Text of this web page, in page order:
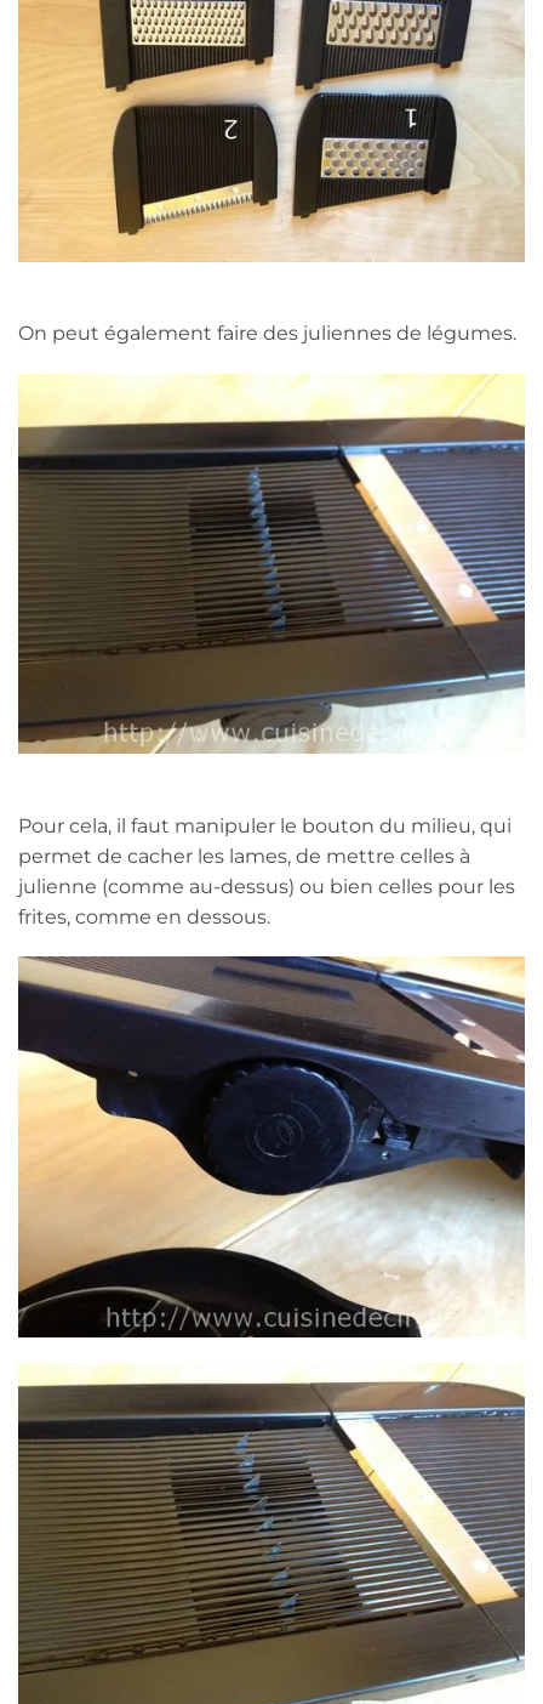
On peut également faire des juliennes de légumes.
Pour cela, il faut manipuler le bouton du milieu, qui
permet de cacher les lames, de mettre celles à
julienne (comme au-dessus) ou bien celles pour les
frites, comme en dessous.